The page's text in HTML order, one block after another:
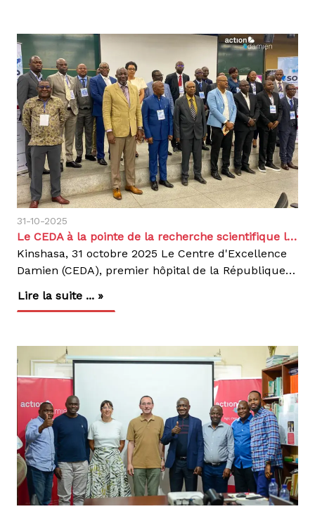
31-10-2025
Le CEDA à la pointe de la recherche scientifique lors des 1ères Journées de Pneumologie de la RDC
Kinshasa, 31 octobre 2025 Le Centre d'Excellence
Damien (CEDA), premier hôpital de la République démocratique du Congo dédié à la prise en charge hospitalière de la tuberculose pharmacorésistante (TB-PR), a marqué sa présence lors des 1ères Journées de Pneumologie de la RDC, organisées à Kinshasa par la Société Congolaise de Pneumologie (SOCOP) autour du thème « La pneumologie au carrefour des spécialités ».Une étude conjointe sur la co-infection TB-PR et COVID-19Aux côtés des médecins superviseurs nationaux d'Action Damien, le personnel du CEDA a présenté les résultats d'une étude intitulée « Co-infection tuberculose pharmacorésistante et COVID-19, un couple pas si alarmant qu'attendu : à propos de 15 patients au CTCO-CEDA à Kinshasa ». Menée entre juin 2020 et décembre 2021 au Centre de Traitement COVID-19 (CTCO) du CEDA, cette étude descriptive transversale visait à déterminer les enjeux cliniques des patients atteints de TB-PR ayant contracté la COVID-19 pendant leur traitement.Des résultats encourageantsL'étude a porté sur 15 patients atteints à la fois de TB-PR et de COVID-19, âgés de 20 à 55 ans (âge moyen de 38 ans), dont 9 présentaient une tuberculose multirésistante (TB-MR).12 patients (92 %) ont guéri1 patient (8 %) est décédéContrairement aux craintes initiales, la co-infection TB-PRundefinedCOVID-19 n'a pas entraîné une mortalité aussi élevée qu'anticipé. Les auteurs recommandent toutefois la réalisation d'une méta-analyse afin d'explorer plus en profondeur ces résultats prometteurs.Un engagement scientifique et humainLa participation du CEDA à cet événement témoigne de son engagement dans la recherche scientifique et de son rôle central dans la lutte contre la tuberculose pharmacorésistante en RDC. Elle s'inscrit pleinement dans la vision de la SOCOP, qui souhaite faire de la pneumologie un carrefour des spécialités, favorisant les échanges scientifiques au service de la santé respiratoire.Action Damien continue, à travers le CEDA, de placer la recherche et la qualité des soins au cœur de sa mission pour un monde sans tuberculose.Agir,c'est contagieux !
Lire la suite ... »